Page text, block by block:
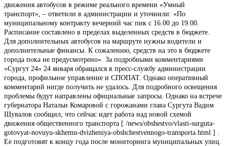
движения автобусов в режиме реального времени «Умный
транспорт», – ответили в администрации и уточнили: «По
муниципальному контракту вечерний час пик с 16.00 до 19.00.
Расписание составлено в пределах выделенных средств в бюджете.
Для дополнительных автобусов на маршруте нужны водители и
дополнительные финансы. К сожалению, средств на это в бюджете
города пока не предусмотрено». За подробными комментариями
«Сургут 24» 24 января обращался в пресс-службу администрации
города, профильное управление и СПОПАТ. Однако оперативный
комментарий нигде получить не удалось. Для подробного освещения
проблемы будут направлены официальные запросы. Однако на встрече
губернатора Натальи Комаровой с горожанами глава Сургута Вадим
Шувалов сообщил, что сейчас идет работа над новой схемой
движения общественного транспорта [ /news/obshestvo/vlasti-surguta-
gotovyat-novuyu-skhemu-dvizheniya-obshchestvennogo-transporta.html ] .
Ее подготовят к концу года после мониторинга муниципальных улиц.